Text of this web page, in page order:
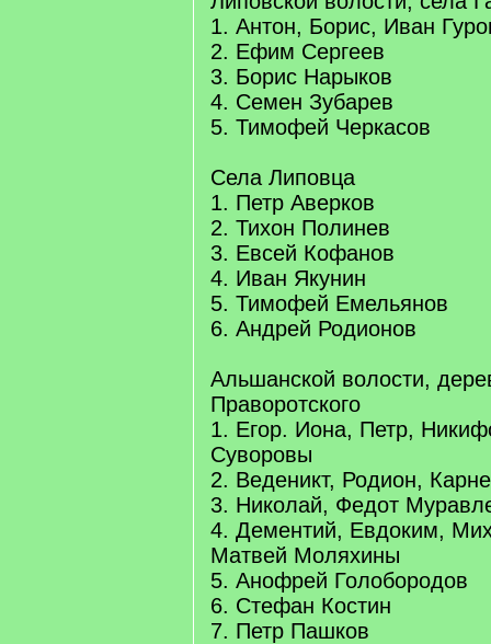
1. Антон, Борис, Иван
2. Ефим Сергеев
3. Борис Нарыков
4. Семен Зубарев
5. Тимофей Черкасов
Села Липовца
1. Петр Аверков
2. Тихон Полинев
3. Евсей Кофанов
4. Иван Якунин
5. Тимофей Емельянов
6. Андрей Родионов
Альшанской волости,
Праворотского
1. Егор. Иона, Петр,
Суворовы
2. Веденикт, Родион,
3. Николай, Федот
4. Дементий, Евдоким,
Матвей Моляхины
5. Анофрей Голобородов
6. Стефан Костин
7. Петр Пашков